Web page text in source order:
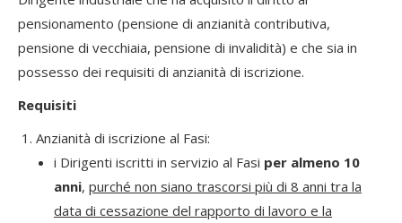
pensionamento (pensione di anzianità contributiva,
pensione di vecchiaia, pensione di invalidità) e che sia in
possesso dei requisiti di anzianità di iscrizione.
Requisiti
Anzianità di iscrizione al Fasi:
i Dirigenti iscritti in servizio al Fasi per almeno 10
anni, purché non siano trascorsi più di 8 anni tra la
data di cessazione del rapporto di lavoro e la